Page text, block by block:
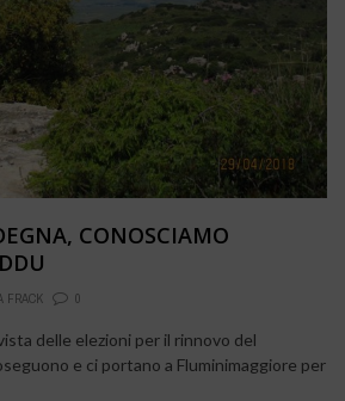
CONOSCIAMO
FRACK 0
delle elezioni per il rinnovo del
e ci portano a Fluminimaggiore per